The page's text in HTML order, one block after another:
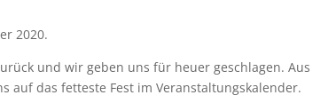
2020.
und wir geben uns für heuer geschlagen. Aus
das fetteste Fest im Veranstaltungskalender.